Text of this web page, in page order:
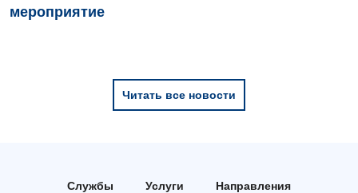
Детская урология
Детская эндокринология
мероприятие
Читать все новости
Службы Услуги Направления